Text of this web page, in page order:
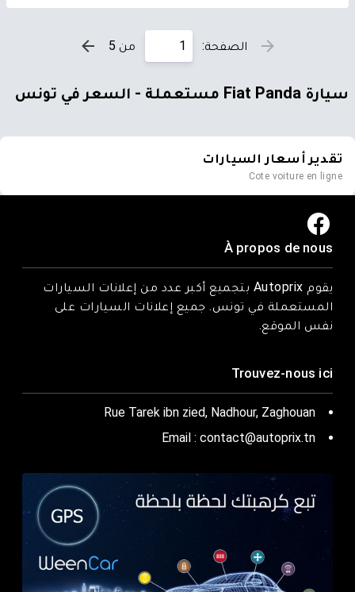
الصفحة: من 5
سيارة Fiat Panda مستعملة - السعر في تونس
تقدير أسعار السيارات
Cote voiture en ligne
À propos de nous
يقوم Autoprix بتجميع أكبر عدد من إعلانات السيارات
المستعملة في تونس. جميع إعلانات السيارات على
نفس الموقع.
Trouvez-nous ici
Rue Tarek ibn zied, Nadhour, Zaghouan
Email : contact@autoprix.tn